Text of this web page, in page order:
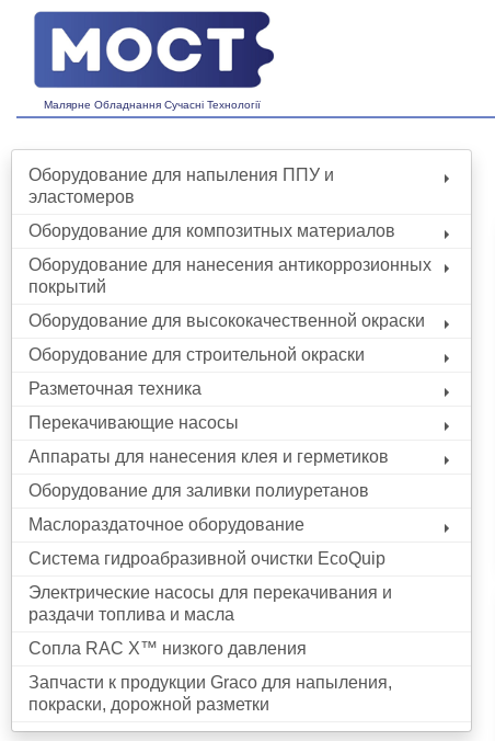
Малярне Обладнання Сучасні Технології
Оборудование для напыления ППУ и
эластомеров
Оборудование для композитных материалов
Оборудование для нанесения антикоррозионных
покрытий
Оборудование для высококачественной окраски
Оборудование для строительной окраски
Разметочная техника
Перекачивающие насосы
Аппараты для нанесения клея и герметиков
Оборудование для заливки полиуретанов
Маслораздаточное оборудование
Система гидроабразивной очистки EcoQuip
Электрические насосы для перекачивания и
раздачи топлива и масла
Сопла RAC X™ низкого давления
Запчасти к продукции Graco для напыления,
покраски, дорожной разметки